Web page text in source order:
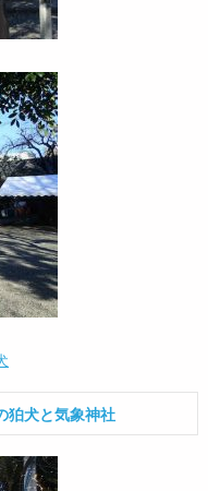
狛犬と気象神社